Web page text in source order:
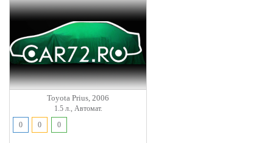
Toyota Prius, 2006
1.5 л., Автомат.
0
0 0